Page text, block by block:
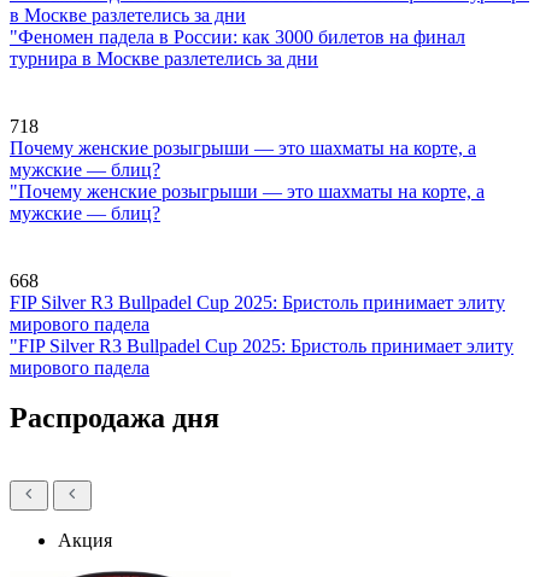
в Москве разлетелись за дни
"Феномен падела в России: как 3000 билетов на финал
турнира в Москве разлетелись за дни
718
Почему женские розыгрыши — это шахматы на корте, а
мужские — блиц?
"Почему женские розыгрыши — это шахматы на корте, а
мужские — блиц?
668
FIP Silver R3 Bullpadel Cup 2025: Бристоль принимает элиту
мирового падела
"FIP Silver R3 Bullpadel Cup 2025: Бристоль принимает элиту
мирового падела
Распродажа дня
Акция